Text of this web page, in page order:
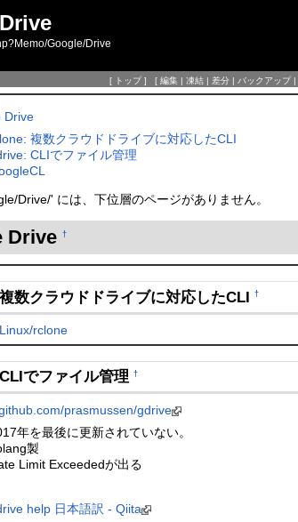
Drive
Google/Drive
[ トップ] [ 編集 | 凍結 | 差分 | バックアップ|
Drive
複数クラウドドライブに対応したCLI
CLIでファイル管理
Drive/' には、下位層のページがありません。
Drive†
数クラウドドライブに対応したCLI †
rclone
でファイル管理 †
prasmussen/gdrive
年を最後に更新されていない。
製
Limit Exceededが出る
help 日本語訳 - Qiita